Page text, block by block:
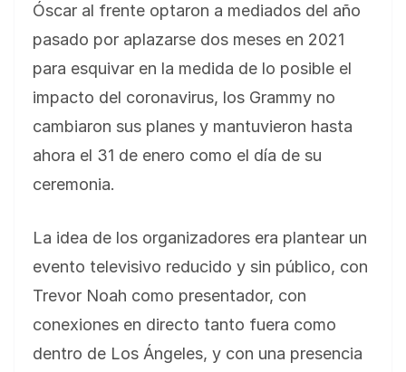
Óscar al frente optaron a mediados del año
pasado por aplazarse dos meses en 2021
para esquivar en la medida de lo posible el
impacto del coronavirus, los Grammy no
cambiaron sus planes y mantuvieron hasta
ahora el 31 de enero como el día de su
ceremonia.
La idea de los organizadores era plantear un
evento televisivo reducido y sin público, con
Trevor Noah como presentador, con
conexiones en directo tanto fuera como
dentro de Los Ángeles, y con una presencia